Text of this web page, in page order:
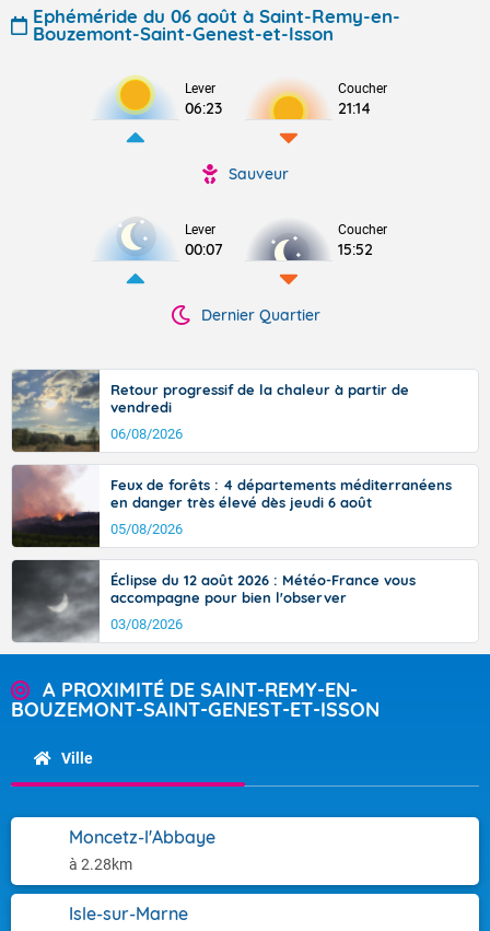
Ephéméride du 06 août à Saint-Remy-en-
Bouzemont-Saint-Genest-et-Isson
Lever
06:23
Coucher
21:14
Sauveur
Lever
00:07
Coucher
15:52
Dernier Quartier
Retour progressif de la chaleur à partir de
vendredi
06/08/2026
Feux de forêts : 4 départements méditerranéens
en danger très élevé dès jeudi 6 août
05/08/2026
Éclipse du 12 août 2026 : Météo-France vous
accompagne pour bien l'observer
03/08/2026
A PROXIMITÉ DE SAINT-REMY-EN-
BOUZEMONT-SAINT-GENEST-ET-ISSON
Ville
Moncetz-l'Abbaye
à 2.28km
Isle-sur-Marne